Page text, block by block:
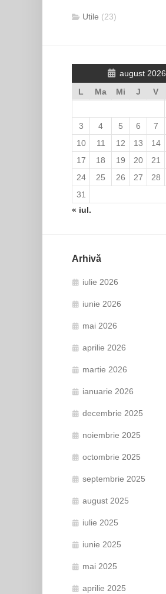
Utile (23)
august 2026
L
Ma Mi J V
3
4 5 6 7
10
11 12 13 14
17
18 19 20 21
24
25 26 27 28
31
« iul.
Arhivă
iulie 2026
iunie 2026
mai 2026
aprilie 2026
martie 2026
ianuarie 2026
decembrie 2025
noiembrie 2025
octombrie 2025
septembrie 2025
august 2025
iulie 2025
iunie 2025
mai 2025
aprilie 2025